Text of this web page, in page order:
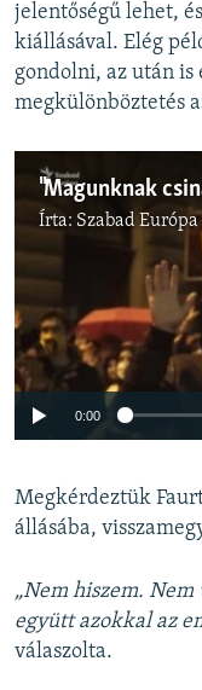
jelentőségű lehet,
kiállásával. Elég
gondolni, az után
megkülönböztetés
Írta: Szabad Európa
0:00
Megkérdeztük
állásába,
„Nem hiszem.
együtt azokkal az
válaszolta.